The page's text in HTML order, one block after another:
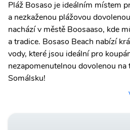
Pláž Bosaso je ideálním místem
a nezkaženou plážovou
nachází v městě Boosaaso, kde
a tradice. Bosaso Beach nabízí
vody, které jsou ideální pro
nezapomenutelnou dovolenou na
Somálsku!